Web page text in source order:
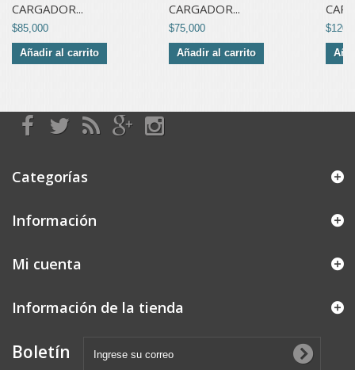
CARGADOR...
$85,000
Añadir al carrito
CARGADOR...
$75,000
Añadir al carrito
Categorías
Información
Mi cuenta
Información de la tienda
Boletín